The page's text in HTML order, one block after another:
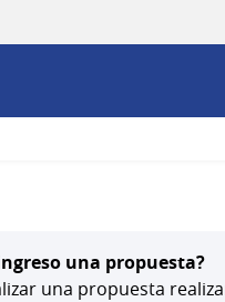
una propuesta?
una propuesta